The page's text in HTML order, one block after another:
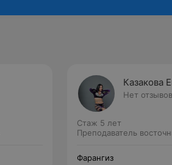
Казакова
Нет отзывов
Стаж 5 лет
Преподаватель
Фарангиз